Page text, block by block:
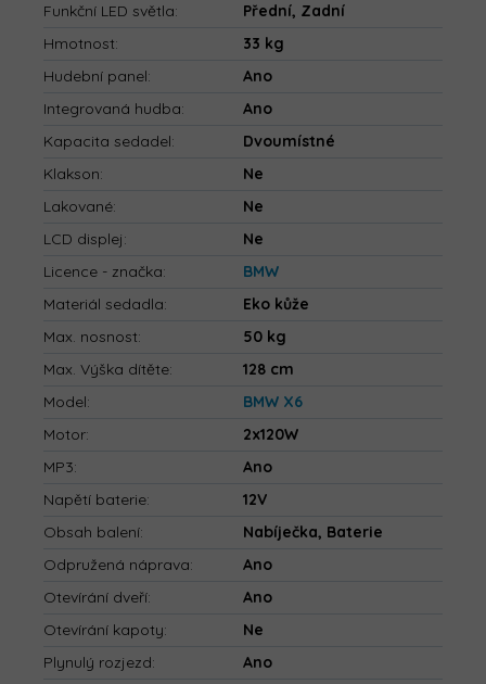
Funkční LED světla:
Přední, Zadní
Hmotnost:
33 kg
Hudební panel:
Ano
Integrovaná hudba:
Ano
Kapacita sedadel:
Dvoumístné
Klakson:
Ne
Lakované:
Ne
LCD displej:
Ne
Licence - značka:
BMW
Materiál sedadla:
Eko kůže
Max. nosnost:
50 kg
Max. Výška dítěte:
128 cm
Model:
BMW X6
Motor:
2x120W
MP3:
Ano
Napětí baterie:
12V
Obsah balení:
Nabíječka, Baterie
Odpružená náprava:
Ano
Otevírání dveří:
Ano
Otevírání kapoty:
Ne
Plynulý rozjezd:
Ano